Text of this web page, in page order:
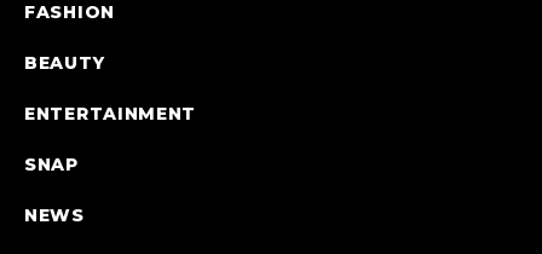
FASHION
BEAUTY
ENTERTAINMENT
SNAP
NEWS